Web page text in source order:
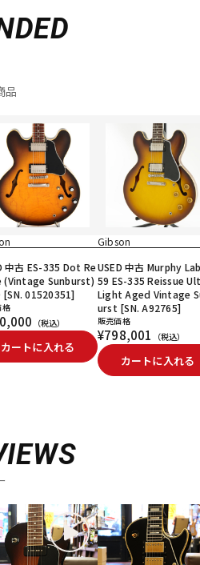
品
中古 ES-335 Dot Re
(Vintage Sunburst)
[SN. 01520351]
格
（税込）
カートに入れる
Gibson
USED 中古 Murphy
59 ES-335 Reissue
Light Aged Vintage
urst [SN. A92765]
販売価格
¥798,001 （税込）
カートに入れる